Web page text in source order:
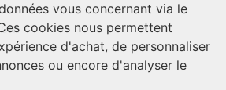
vous concernant via le
cookies nous permettent
d'achat, de personnaliser
ou encore d'analyser le